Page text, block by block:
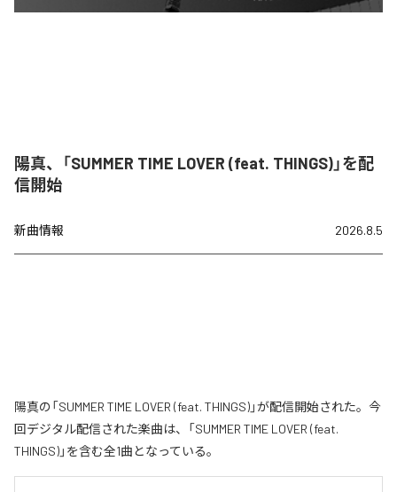
陽真、「SUMMER TIME LOVER (feat. THINGS)」を配
信開始
新曲情報 2026.8.5
陽真の「SUMMER TIME LOVER (feat. THINGS)」が配信開始された。今
回デジタル配信された楽曲は、「SUMMER TIME LOVER (feat.
THINGS)」を含む全1曲となっている。